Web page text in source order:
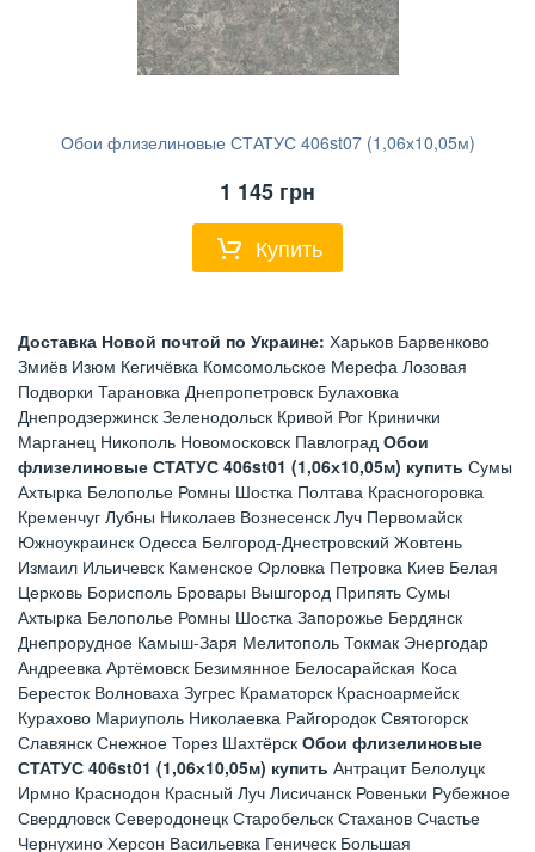
Обои флизелиновые СТАТУС 406st07 (1,06х10,05м)
1 145 грн
Купить
Доставка Новой почтой по Украине: Харьков Барвенково
Змиёв Изюм Кегичёвка Комсомольское Мерефа Лозовая
Подворки Тарановка Днепропетровск Булаховка
Днепродзержинск Зеленодольск Кривой Рог Кринички
Марганец Никополь Новомосковск Павлоград Обои
флизелиновые СТАТУС 406st01 (1,06х10,05м) купить Сумы
Ахтырка Белополье Ромны Шостка Полтава Красногоровка
Кременчуг Лубны Николаев Вознесенск Луч Первомайск
Южноукраинск Одесса Белгород-Днестровский Жовтень
Измаил Ильичевск Каменское Орловка Петровка Киев Белая
Церковь Борисполь Бровары Вышгород Припять Сумы
Ахтырка Белополье Ромны Шостка Запорожье Бердянск
Днепрорудное Камыш-Заря Мелитополь Токмак Энергодар
Андреевка Артёмовск Безимянное Белосарайская Коса
Бересток Волноваха Зугрес Краматорск Красноармейск
Курахово Мариуполь Николаевка Райгородок Святогорск
Славянск Снежное Торез Шахтёрск Обои флизелиновые
СТАТУС 406st01 (1,06х10,05м) купить Антрацит Белолуцк
Ирмно Краснодон Красный Луч Лисичанск Ровеньки Рубежное
Свердловск Северодонецк Старобельск Стаханов Счастье
Чернухино Херсон Васильевка Геническ Большая